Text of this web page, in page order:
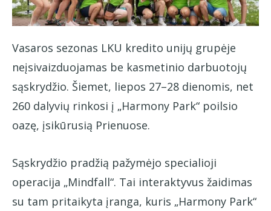
Vasaros sezonas LKU kredito unijų grupėje
neįsivaizduojamas be kasmetinio darbuotojų
sąskrydžio. Šiemet, liepos 27–28 dienomis, net
260 dalyvių rinkosi į „Harmony Park“ poilsio
oazę, įsikūrusią Prienuose.
Sąskrydžio pradžią pažymėjo specialioji
operacija „Mindfall“. Tai interaktyvus žaidimas
su tam pritaikyta įranga, kuris „Harmony Park“